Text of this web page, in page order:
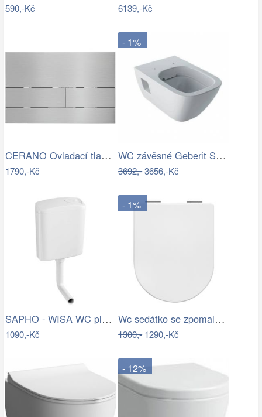
590,-Kč 6139,-Kč
CERANO Ovladací tlačítko WC modulů Lite…
1790,-Kč
- 1%
WC závěsné Geberit Selnova zadní odpad…
3692,-3656,-Kč
SAPHO - WISA WC plastová nádržka Start…
1090,-Kč
- 1%
Wc sedátko se zpomalovacím mechanismem…
1300,-1290,-Kč
- 12%